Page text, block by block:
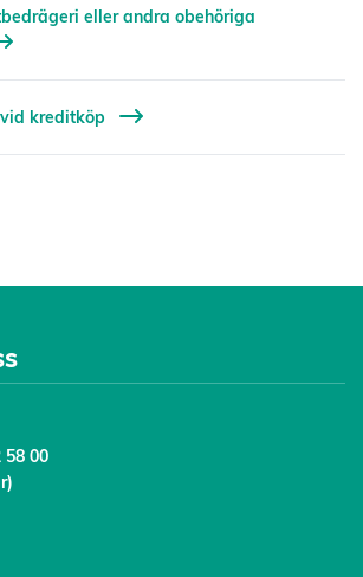
eller andra obehöriga
kreditköp
58 00